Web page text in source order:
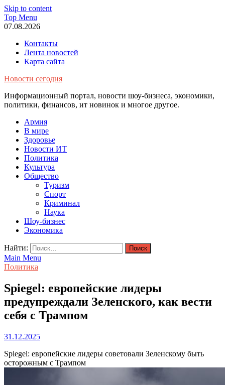
Skip to content
Top Menu
07.08.2026
Контакты
Лента новостей
Карта сайта
Новости сегодня
Информационный портал, новости шоу-бизнеса, экономики,
политики, финансов, ит новинок и многое другое.
Армия
В мире
Здоровье
Новости ИТ
Политика
Культура
Общество
Туризм
Спорт
Криминал
Наука
Шоу-бизнес
Экономика
Найти:
Main Menu
Политика
Spiegel: европейские лидеры
предупреждали Зеленского, как вести
себя с Трампом
31.12.2025
Spiegel: европейские лидеры советовали Зеленскому быть
осторожным с Трампом